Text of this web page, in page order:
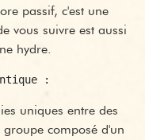
passif, c'est une
vous suivre est aussi
hydre.
:
uniques entre des
composé d'un